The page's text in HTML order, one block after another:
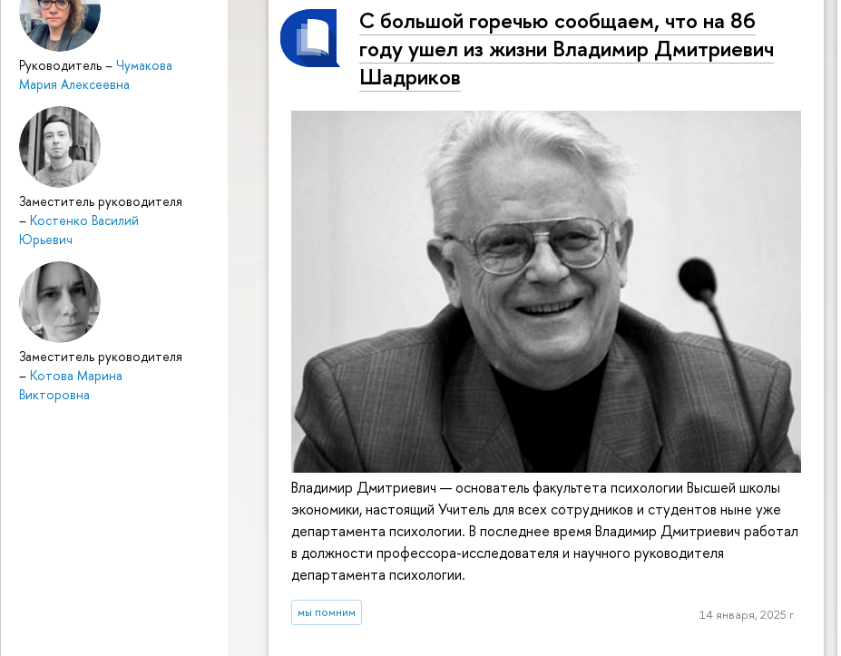
Руководитель – Чумакова
Мария Алексеевна
Заместитель руководителя
– Костенко Василий
Юрьевич
Заместитель руководителя
– Котова Марина
Викторовна
С большой горечью сообщаем, что на 86
году ушел из жизни Владимир Дмитриевич
Шадриков
Владимир Дмитриевич — основатель факультета психологии Высшей школы
экономики, настоящий Учитель для всех сотрудников и студентов ныне уже
департамента психологии. В последнее время Владимир Дмитриевич работал
в должности профессора-исследователя и научного руководителя
департамента психологии.
мы помним 14 января, 2025 г.